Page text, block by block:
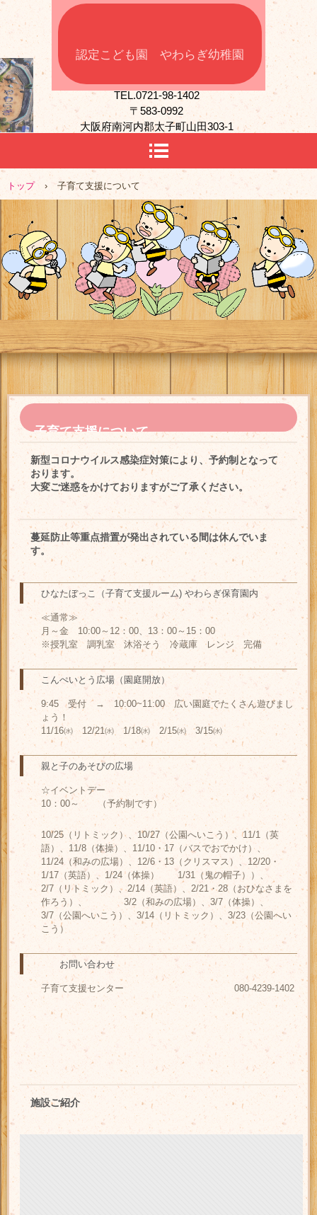
認定こども園 やわらぎ幼稚園
TEL.0721-98-1402
〒583-0992
大阪府南河内郡太子町山田303-1
トップ › 子育て支援について
子育て支援について
新型コロナウイルス感染症対策により、予約制となって
おります。
大変ご迷惑をかけておりますがご了承ください。
蔓延防止等重点措置が発出されている間は休んでいま
す。
ひなたぼっこ（子育て支援ルーム) やわらぎ保育園内
≪通常≫
月～金 10:00～12：00、13：00～15：00
※授乳室 調乳室 沐浴そう 冷蔵庫 レンジ 完備
こんぺいとう広場（園庭開放）
9:45 受付 → 10:00~11:00 広い園庭でたくさん遊びまし
ょう！
11/16㈬ 12/21㈬ 1/18㈬ 2/15㈬ 3/15㈬
親と子のあそびの広場
☆イベントデー
10：00～ （予約制です）
10/25（リトミック）、10/27（公園へいこう）、11/1（英
語）、11/8（体操）、11/10・17（バスでおでかけ）、
11/24（和みの広場）、12/6・13（クリスマス）、12/20・
1/17（英語）、1/24（体操） 1/31（鬼の帽子））、
2/7（リトミック）、2/14（英語）、2/21・28（おひなさまを
作ろう）、 3/2（和みの広場）、3/7（体操）、
3/7（公園へいこう）、3/14（リトミック）、3/23（公園へい
こう）
お問い合わせ
子育て支援センター 080-4239-1402
施設ご紹介